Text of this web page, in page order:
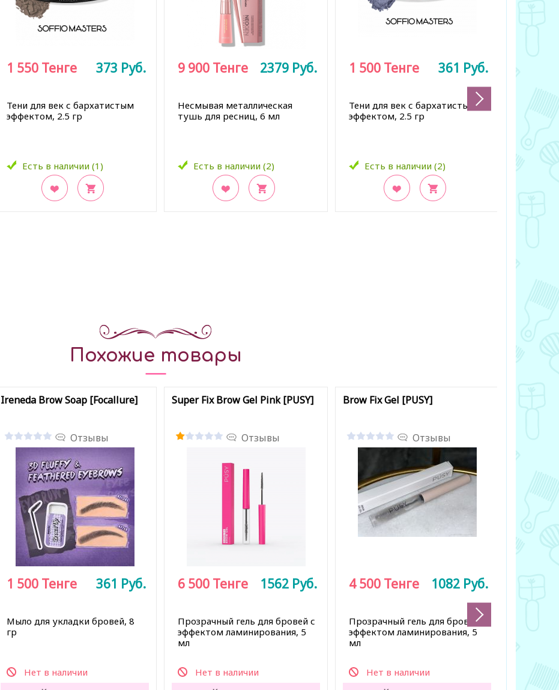
Тени для век с бархатистым
эффектом, 2.5 гр
Есть в наличии (1)
1 550 Тенге 373 Руб.
Несмывая металлическая
тушь для ресниц, 6 мл
Есть в наличии (2)
9 900 Тенге 2379 Руб.
Тени для век с бархатистым
эффектом, 2.5 гр
Есть в наличии (2)
1 500 Тенге 361 Руб.
Похожие товары
Ireneda Brow Soap [Focallure]
Отзывы
Мыло для укладки бровей, 8
гр
Нет в наличии
1 500 Тенге 361 Руб.
Super Fix Brow Gel Pink [PUSY]
Отзывы
Прозрачный гель для бровей с
эффектом ламинирования, 5
мл
Нет в наличии
6 500 Тенге 1562 Руб.
Brow Fix Gel [PUSY]
Отзывы
Прозрачный гель для бровей с
эффектом ламинирования, 5
мл
Нет в наличии
4 500 Тенге 1082 Руб.